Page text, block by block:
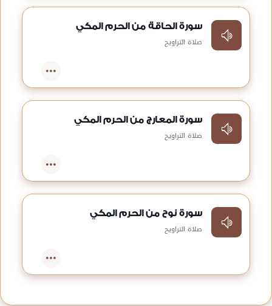
سورة الحاقة من الحرم المكي
صلاة التراويح
سورة المعارج من الحرم المكي
صلاة التراويح
سورة نوح من الحرم المكي
صلاة التراويح